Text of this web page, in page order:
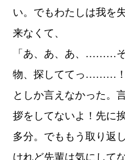
い。でもわたしは我を
来なくて、
「あ、あ、あ、………
物、探しててっ………！
としか言えなかった。
拶をしてないよ！先に
多分。でももう取り返
けれど先輩は気にして